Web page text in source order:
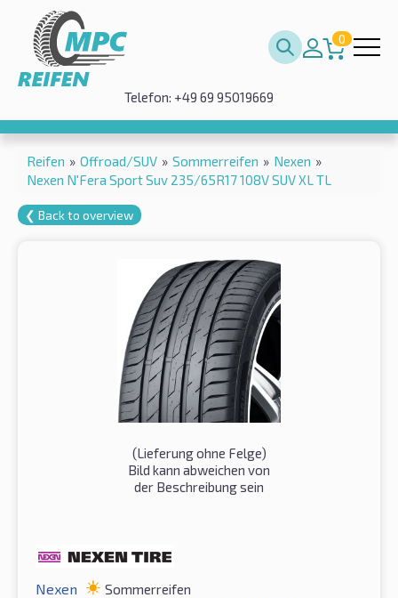
0
Telefon: +49 69 95019669
Reifen » Offroad/SUV » Sommerreifen » Nexen »
Nexen N'Fera Sport Suv 235/65R17 108V SUV XL TL
❮ Back to overview
(Lieferung ohne Felge)
Bild kann abweichen von
der Beschreibung sein
Nexen Sommerreifen